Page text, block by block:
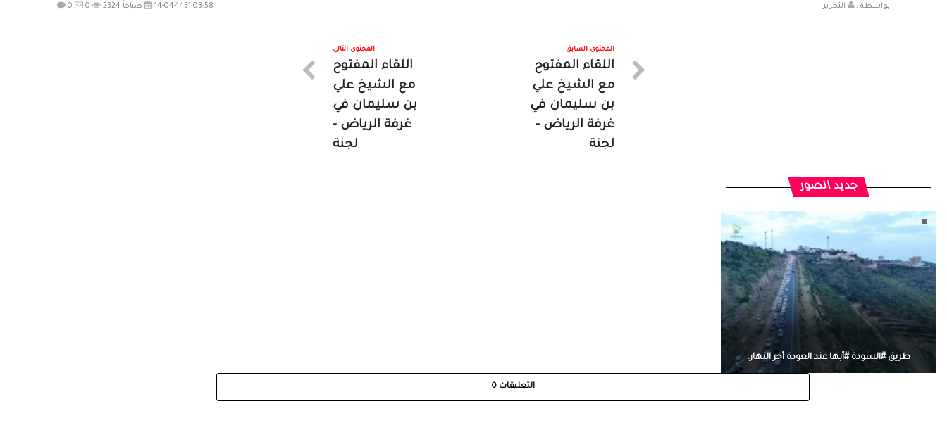
بواسطة : التحرير 14-04-1431 03:58 صباحاً 0 0 2324
المحتوى السابق
اللقاء المفتوح
مع الشيخ علي
بن سليمان في
غرفة الرياض -
لجنة
المحتوى التالي
اللقاء المفتوح
مع الشيخ علي
بن سليمان في
غرفة الرياض -
لجنة
جديد الصور
طريق #السودة #أبها عند العودة أخر النهار.
التعليقات 0